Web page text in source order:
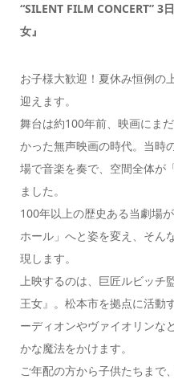
“SILENT FILM CONCERT”
女』
お子様大歓迎！夏休み恒例の
迎えます。
舞台は約100年前、映画にま
かった無声映画の時代。当時
場で音楽を奏で、空間全体が
ました。
100年以上の歴史ある当劇場
ホール」へと姿を変え、そん
現します。
上映するのは、巨匠ルビッチ
王女』。松本市を拠点に活動
ーディオンやヴァイオリンな
かな魔法をかけます。
ご年配の方から子供たちまで